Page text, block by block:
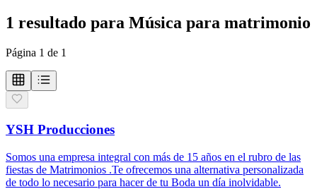
1 resultado para Música para matrimonio
Página 1 de 1
YSH Producciones
Somos una empresa integral con más de 15 años en el rubro de las
fiestas de Matrimonios .Te ofrecemos una alternativa personalizada
de todo lo necesario para hacer de tu Boda un día inolvidable.